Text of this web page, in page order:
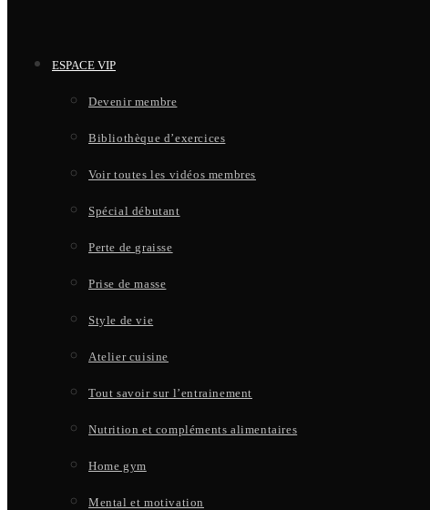
ESPACE VIP
Devenir membre
Bibliothèque d’exercices
Voir toutes les vidéos membres
Spécial débutant
Perte de graisse
Prise de masse
Style de vie
Atelier cuisine
Tout savoir sur l’entrainement
Nutrition et compléments alimentaires
Home gym
Mental et motivation